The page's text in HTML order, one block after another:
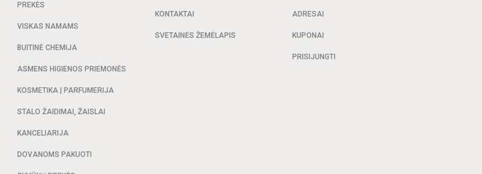
PREKĖS
VISKAS NAMAMS
BUITINĖ CHEMIJA
ASMENS HIGIENOS PRIEMONĖS
KOSMETIKA | PARFUMERIJA
STALO ŽAIDIMAI, ŽAISLAI
KANCELIARIJA
DOVANOMS PAKUOTI
KONTAKTAI
SVETAINĖS ŽEMĖLAPIS
ADRESAI
KUPONAI
PRISIJUNGTI